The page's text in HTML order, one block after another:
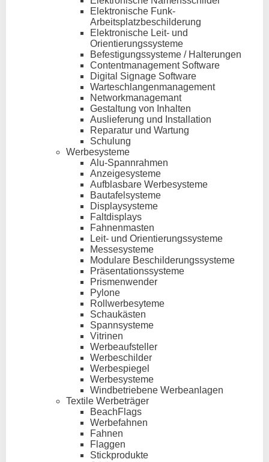
Elektronische Funk-
Arbeitsplatzbeschilderung
Elektronische Leit- und
Orientierungssysteme
Befestigungssysteme / Halterungen
Contentmanagement Software
Digital Signage Software
Warteschlangenmanagement
Networkmanagemant
Gestaltung von Inhalten
Auslieferung und Installation
Reparatur und Wartung
Schulung
Werbesysteme
Alu-Spannrahmen
Anzeigesysteme
Aufblasbare Werbesysteme
Bautafelsysteme
Displaysysteme
Faltdisplays
Fahnenmasten
Leit- und Orientierungssysteme
Messesysteme
Modulare Beschilderungssysteme
Präsentationssysteme
Prismenwender
Pylone
Rollwerbesyteme
Schaukästen
Spannsysteme
Vitrinen
Werbeaufsteller
Werbeschilder
Werbespiegel
Werbesysteme
Windbetriebene Werbeanlagen
Textile Werbeträger
BeachFlags
Werbefahnen
Fahnen
Flaggen
Stickprodukte